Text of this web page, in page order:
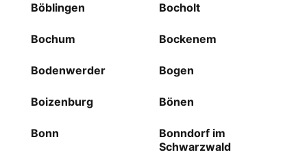
Böblingen Bocholt
Bochum Bockenem
Bodenwerder Bogen
Boizenburg Bönen
Bonn
Bonndorf im
Schwarzwald